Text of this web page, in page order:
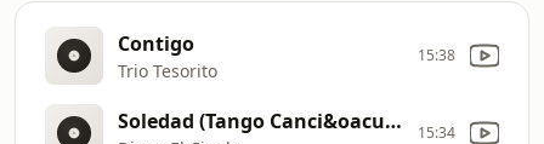
Contigo
Trio Tesorito
15:38
Soledad (Tango Canci&oacute;n) 15:34